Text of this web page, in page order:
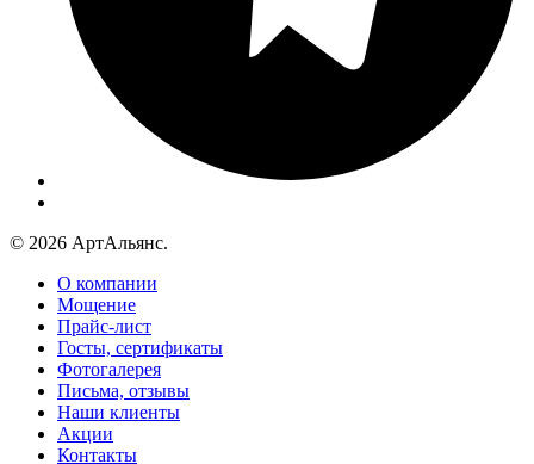
© 2026 АртАльянс.
О компании
Мощение
Прайс-лист
Госты, сертификаты
Фотогалерея
Письма, отзывы
Наши клиенты
Акции
Контакты